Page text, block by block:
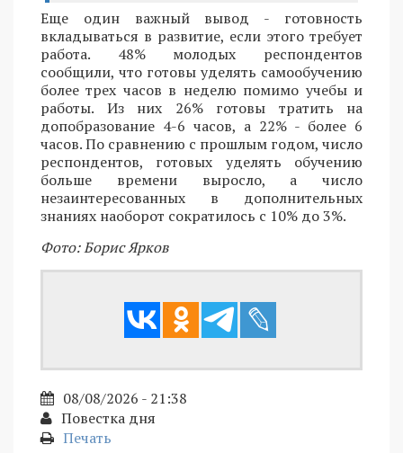
Еще один важный вывод - готовность
вкладываться в развитие, если этого требует
работа. 48% молодых респондентов
сообщили, что готовы уделять самообучению
более трех часов в неделю помимо учебы и
работы. Из них 26% готовы тратить на
допобразование 4-6 часов, а 22% - более 6
часов. По сравнению с прошлым годом, число
респондентов, готовых уделять обучению
больше времени выросло, а число
незаинтересованных в дополнительных
знаниях наоборот сократилось с 10% до 3%.
Фото: Борис Ярков
08/08/2026 - 21:38
Повестка дня
Печать